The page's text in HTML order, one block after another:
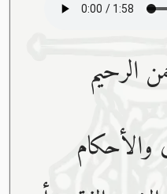
الرحيم
والأحكام